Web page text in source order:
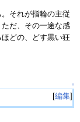
それが指輪の主従
だ、その一途な感
どの、どす黒い狂
↑
[編集]